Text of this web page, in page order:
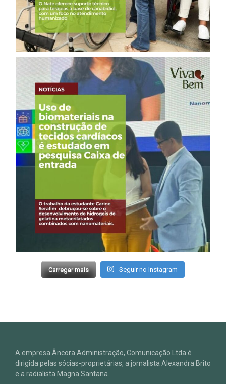
Carregar mais Seguir no Instagram
A empresa Âncora Administração, Comunicação Ltda é
dirigida pelas sócias-proprietárias, a jornalista Alexandra Brito
e a radialista Magna Santana.